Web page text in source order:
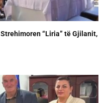
“Liria” të Gjilanit,